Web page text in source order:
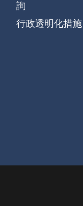
詢
行政透明化措施